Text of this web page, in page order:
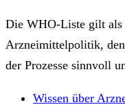
Die WHO-Liste gilt als
Arzneimittelpolitik,
der Prozesse sinnvoll
Wissen über